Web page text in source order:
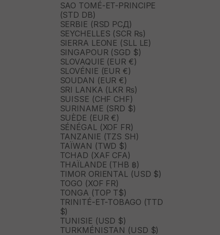
SAO TOMÉ-ET-PRINCIPE
(STD DB)
SERBIE (RSD РСД)
SEYCHELLES (SCR ₨)
SIERRA LEONE (SLL LE)
SINGAPOUR (SGD $)
SLOVAQUIE (EUR €)
SLOVÉNIE (EUR €)
SOUDAN (EUR €)
SRI LANKA (LKR ₨)
SUISSE (CHF CHF)
SURINAME (SRD $)
SUÈDE (EUR €)
SÉNÉGAL (XOF FR)
TANZANIE (TZS SH)
TAÏWAN (TWD $)
TCHAD (XAF CFA)
THAÏLANDE (THB ฿)
TIMOR ORIENTAL (USD $)
TOGO (XOF FR)
TONGA (TOP T$)
TRINITÉ-ET-TOBAGO (TTD
$)
TUNISIE (USD $)
TURKMÉNISTAN (USD $)